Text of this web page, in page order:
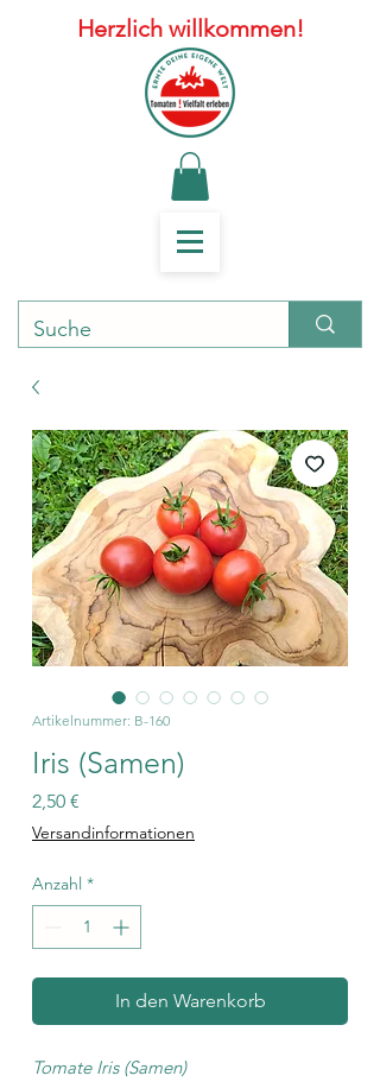
Herzlich willkommen!
Artikelnummer: B-160
Iris (Samen)
2,50 €
Versandinformationen
Anzahl *
In den Warenkorb
Tomate Iris (Samen)